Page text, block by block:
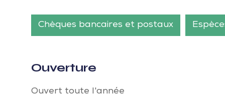
Chèques bancaires et postaux
Ouverture
Ouvert toute l'année